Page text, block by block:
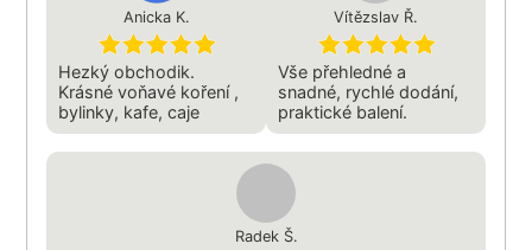
Anicka K.
Hezký obchodik.
Krásné voňavé koření ,
bylinky, kafe, caje
Vítězslav Ř.
Vše přehledné a
snadné, rychlé dodání,
praktické balení.
Radek Š.